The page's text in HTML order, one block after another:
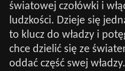
światowej czołówki i
ludzkości. Dzieje się
to klucz do władzy i
chce dzielić się ze
oddać część swej